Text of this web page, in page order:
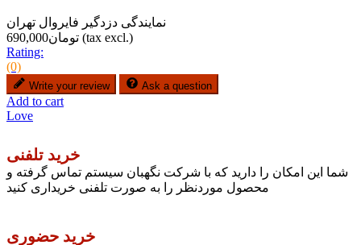
نمایندگی دزدگیر فایروال تهران
تومان690,000 (tax excl.)
Rating:
(0)
Write your review Ask a question
Add to cart
Love
خرید تلفنی
شما این امکان را دارید که با شرکت نگهبان سیستم تماس گرفته و
محصول موردنظر را به صورت تلفنی خریداری کنید
خرید حضوری